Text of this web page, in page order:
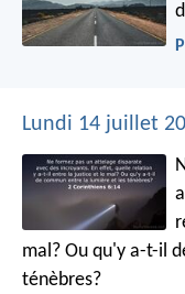
Lundi 14 juillet
mal? Ou qu'y a-t-il
ténèbres?